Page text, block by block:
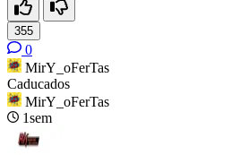
355
0
MirY_oFerTas
Caducados
MirY_oFerTas
1sem